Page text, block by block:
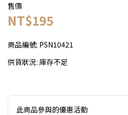
售價
NT$195
商品編號: PSN10421
供貨狀況: 庫存不足
此商品參與的優惠活動